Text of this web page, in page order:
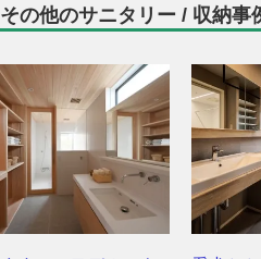
その他のサニタリー / 収納事